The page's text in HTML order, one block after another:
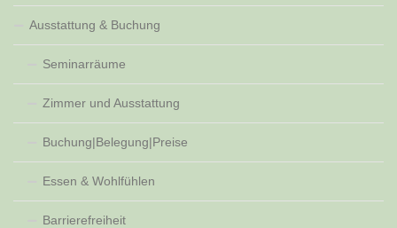
Ausstattung & Buchung
Seminarräume
Zimmer und Ausstattung
Buchung|Belegung|Preise
Essen & Wohlfühlen
Barrierefreiheit